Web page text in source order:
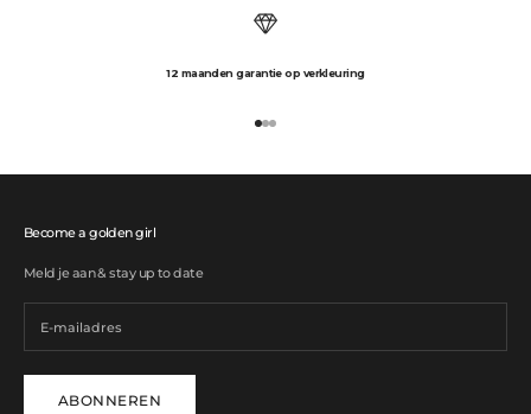
12 maanden garantie op verkleuring
Naar artikel 1
Naar artikel 2
Naar artikel 3
Become a golden girl
Meld je aan & stay up to date
ABONNEREN